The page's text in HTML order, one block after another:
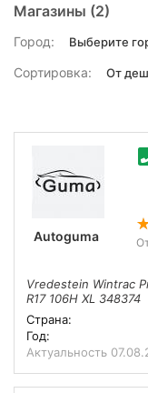
Магазины (2)
Город:
Сортировка:
Autoguma
Vredestein Wintrac
R17 106H XL 348374
Страна:
Год:
Актуальность